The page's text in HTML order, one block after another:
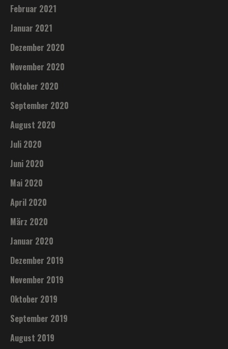
Februar 2021
Januar 2021
Dezember 2020
November 2020
Oktober 2020
September 2020
August 2020
Juli 2020
Juni 2020
Mai 2020
April 2020
März 2020
Januar 2020
Dezember 2019
November 2019
Oktober 2019
September 2019
August 2019